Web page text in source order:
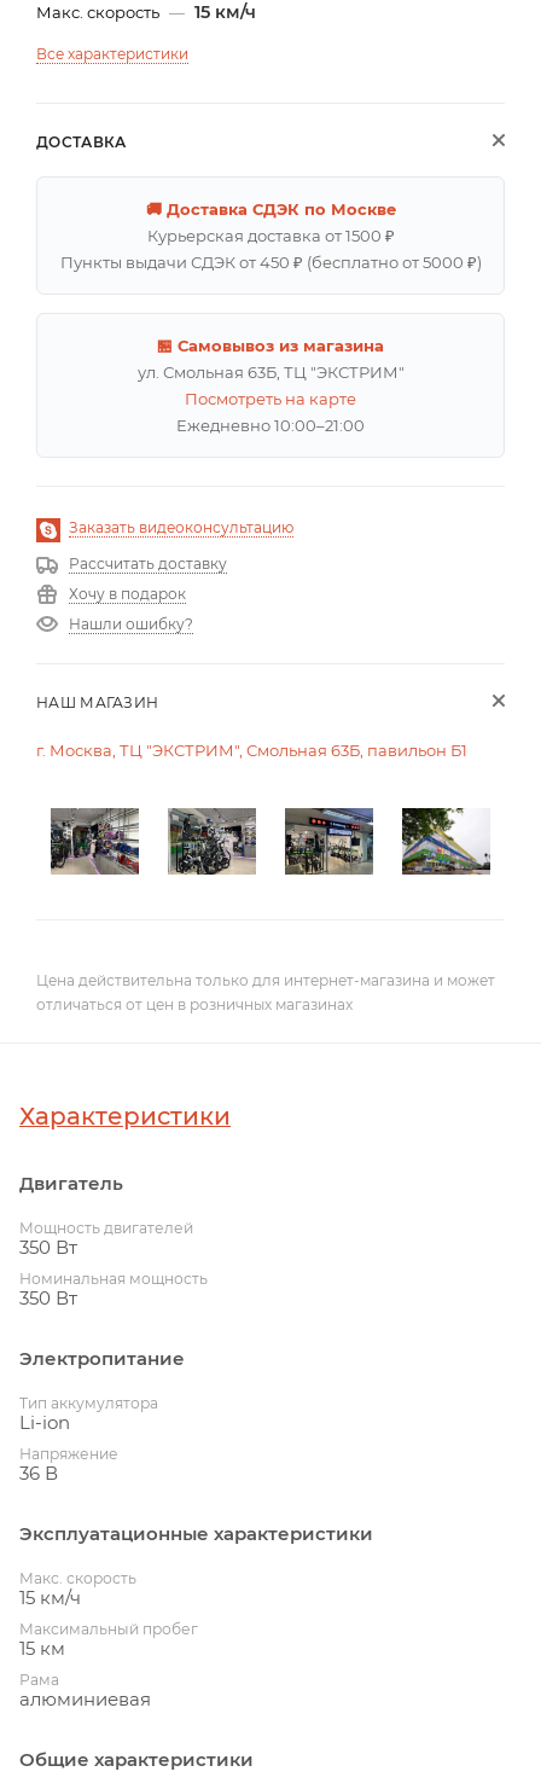
Макс. скорость — 15 км/ч
Все характеристики
ДОСТАВКА
🚚 Доставка СДЭК по Москве
Курьерская доставка от 1500 ₽
Пункты выдачи СДЭК от 450 ₽ (бесплатно от 5000 ₽)
🏪 Самовывоз из магазина
ул. Смольная 63Б, ТЦ "ЭКСТРИМ"
Посмотреть на карте
Ежедневно 10:00–21:00
Заказать видеоконсультацию
Рассчитать доставку
Хочу в подарок
Нашли ошибку?
НАШ МАГАЗИН
г. Москва, ТЦ "ЭКСТРИМ", Смольная 63Б, павильон Б1
Цена действительна только для интернет-магазина и может
отличаться от цен в розничных магазинах
Характеристики
Двигатель
Мощность двигателей
350 Вт
Номинальная мощность
350 Вт
Электропитание
Тип аккумулятора
Li-ion
Напряжение
36 В
Эксплуатационные характеристики
Макс. скорость
15 км/ч
Максимальный пробег
15 км
Рама
алюминиевая
Общие характеристики